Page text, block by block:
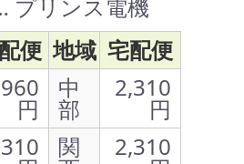
プリンス電機
便 地域 宅配便
円
中
部
2,310
円
関 2,310